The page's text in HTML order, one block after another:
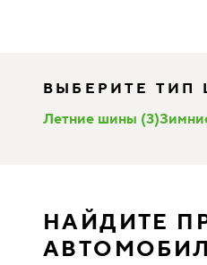
ВЫБЕРИТЕ ТИП
Летние шины (3)
НАЙДИТЕ